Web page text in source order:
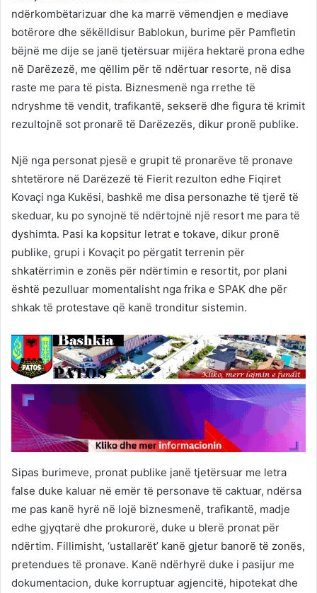
ndërkombëtarizuar dhe ka marrë vëmendjen e mediave
botërore dhe sëkëlldisur Bablokun, burime për Pamfletin
bëjnë me dije se janë tjetërsuar mijëra hektarë prona edhe
në Darëzezë, me qëllim për të ndërtuar resorte, në disa
raste me para të pista. Biznesmenë nga rrethe të
ndryshme të vendit, trafikantë, sekserë dhe figura të krimit
rezultojnë sot pronarë të Darëzezës, dikur pronë publike.
Një nga personat pjesë e grupit të pronarëve të pronave
shtetërore në Darëzezë të Fierit rezulton edhe Fiqiret
Kovaçi nga Kukësi, bashkë me disa personazhe të tjerë të
skeduar, ku po synojnë të ndërtojnë një resort me para të
dyshimta. Pasi ka kopsitur letrat e tokave, dikur pronë
publike, grupi i Kovaçit po përgatit terrenin për
shkatërrimin e zonës për ndërtimin e resortit, por plani
është pezulluar momentalisht nga frika e SPAK dhe për
shkak të protestave që kanë tronditur sistemin.
Sipas burimeve, pronat publike janë tjetërsuar me letra
false duke kaluar në emër të personave të caktuar, ndërsa
me pas kanë hyrë në lojë biznesmenë, trafikantë, madje
edhe gjyqtarë dhe prokurorë, duke u blerë pronat për
ndërtim. Fillimisht, ‘ustallarët’ kanë gjetur banorë të zonës,
pretendues të pronave. Kanë ndërhyrë duke i pasijur me
dokumentacion, duke korruptuar agjencitë, hipotekat dhe